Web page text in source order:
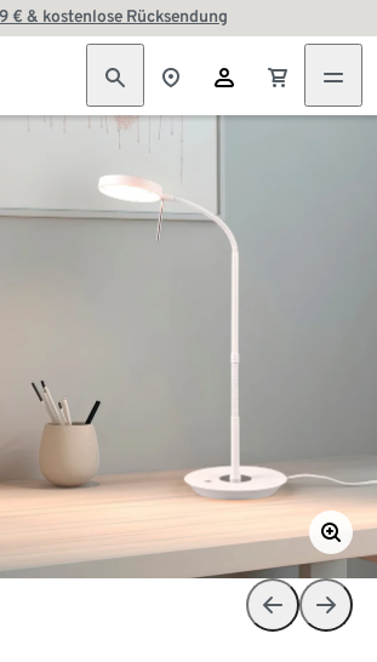
€ & kostenlose Rücksendung